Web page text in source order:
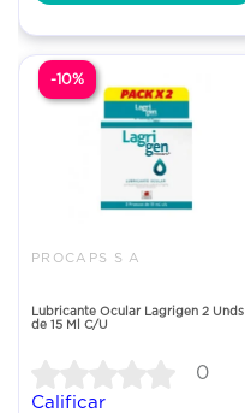
PROCAPS S A
Lubricante Ocular Lagrigen 2 Unds
de 15 Ml C/U
0
Calificar
-10%